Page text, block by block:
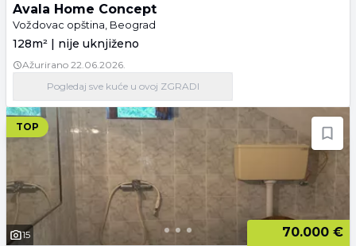
Avala Home Concept
Voždovac opština, Beograd
128m² | nije uknjiženo
Ažurirano 22.06.2026.
Pogledaj sve kućeu ovoj ZGRADI
TOP
15 70.000 €